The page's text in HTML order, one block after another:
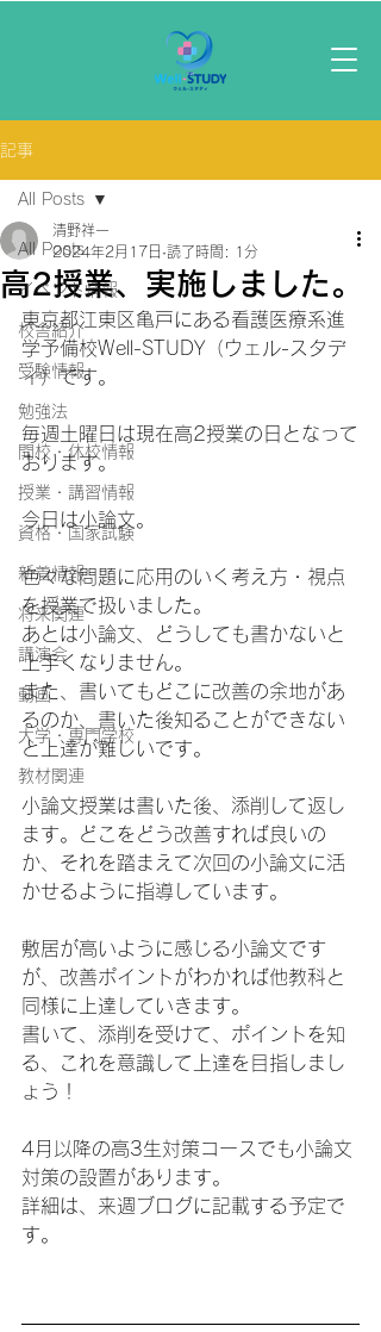
記事
All Posts
イベント情報
校舎紹介
受験情報
勉強法
開校・休校情報
授業・講習情報
資格・国家試験
新着情報
将来関連
講演会
動画
大学・専門学校
教材関連
All Posts
高2授業、実施しました。
清野祥一
2024年2月17日 読了時間: 1分
東京都江東区亀戸にある看護医療系進
学予備校Well-STUDY（ウェル-スタデ
ィ）です。
毎週土曜日は現在高2授業の日となって
おります。
今日は小論文。
色々な問題に応用のいく考え方・視点
を授業で扱いました。
あとは小論文、どうしても書かないと
上手くなりません。
また、書いてもどこに改善の余地があ
るのか、書いた後知ることができない
と上達が難しいです。
小論文授業は書いた後、添削して返し
ます。どこをどう改善すれば良いの
か、それを踏まえて次回の小論文に活
かせるように指導しています。
敷居が高いように感じる小論文です
が、改善ポイントがわかれば他教科と
同様に上達していきます。
書いて、添削を受けて、ポイントを知
る、これを意識して上達を目指しまし
ょう！
4月以降の高3生対策コースでも小論文
対策の設置があります。
詳細は、来週ブログに記載する予定で
す。